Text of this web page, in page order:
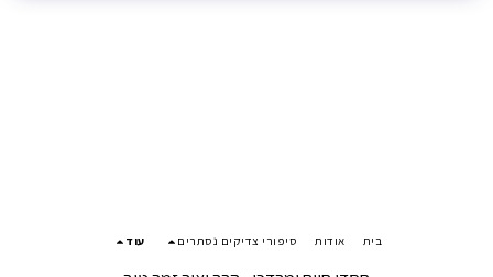
בית אודות סיפורי צדיקים נסתרים עוד